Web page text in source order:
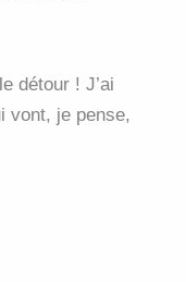
détour ! J’ai
vont, je pense,